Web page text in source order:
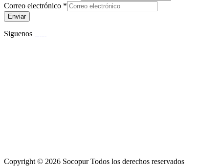
Correo electrónico *
Enviar
Siguenos
Copyright © 2026 Socopur Todos los derechos reservados